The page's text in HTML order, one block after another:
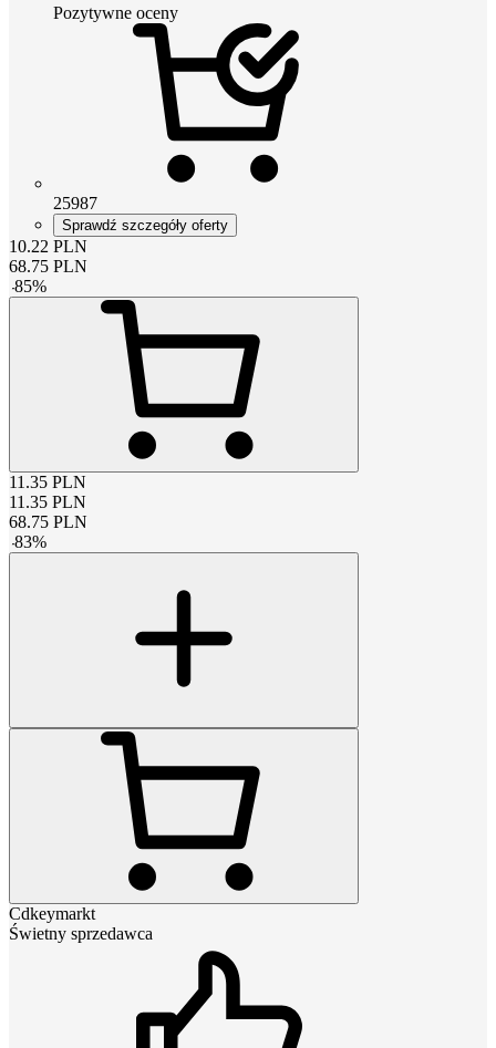
Pozytywne oceny
25987
Sprawdź szczegóły oferty
10.22 PLN
68.75 PLN
-85%
11.35 PLN
11.35 PLN
68.75 PLN
-83%
Cdkeymarkt
Świetny sprzedawca